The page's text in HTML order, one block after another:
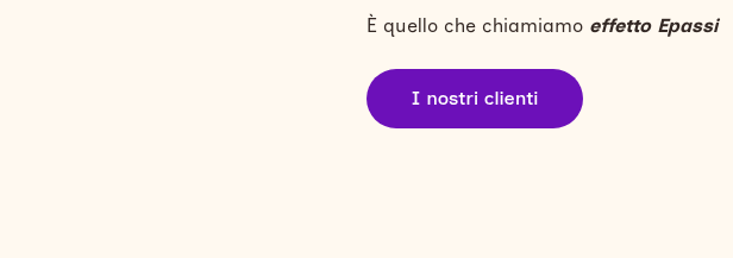
È quello che chiamiamo effetto Epassi